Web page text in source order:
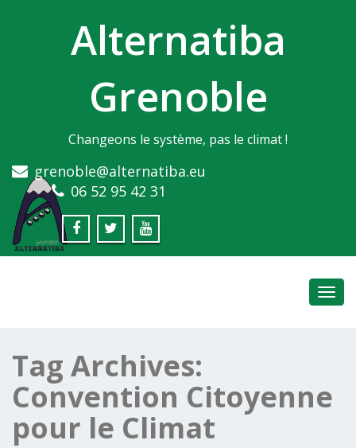
Alternatiba
Grenoble
Changeons le système, pas le climat !
grenoble@alternatiba.eu
06 52 95 42 31
Tag Archives:
Convention Citoyenne
pour le Climat